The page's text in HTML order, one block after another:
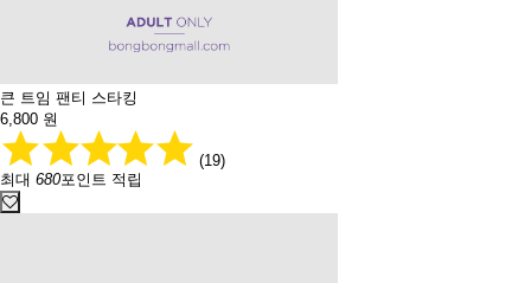
큰 트임 팬티 스타킹
6,800 원
(19)
최대 680포인트 적립